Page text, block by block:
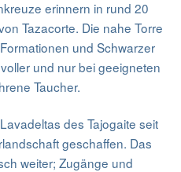
erinnern in rund 20
Tazacorte. Die nahe Torre
und Schwarzer
und nur bei geeigneten
Taucher.
des Tajogaite seit
geschaffen. Das
weiter; Zugänge und